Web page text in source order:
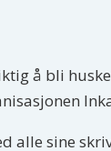
å bli
alle sine